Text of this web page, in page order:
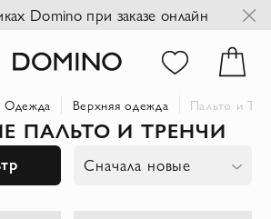
Domino при заказе онлайн
Одежда Верхняя одежда Пальто и
ПАЛЬТО И ТРЕНЧИ
Сначала новые